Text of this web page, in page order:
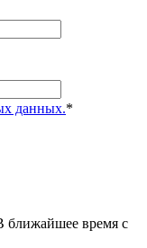
данных.*
ближайшее время с